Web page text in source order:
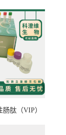
肽（VIP）